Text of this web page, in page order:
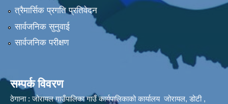
त्रैमार्सिक प्रगति प्रतिवेदन
सार्वजनिक सुनुवाई
सार्वजनिक परीक्षण
सम्पर्क विवरण
ठेगाना : जोरायल गाउँपालिका गाउँ कार्यपालिकाको कार्यालय जोरायल, डोटी ,